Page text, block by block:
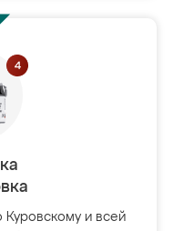
и всей